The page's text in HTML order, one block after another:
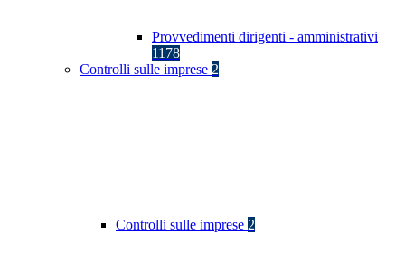
Provvedimenti dirigenti - amministrativi
1178
Controlli sulle imprese 2
Controlli sulle imprese 2